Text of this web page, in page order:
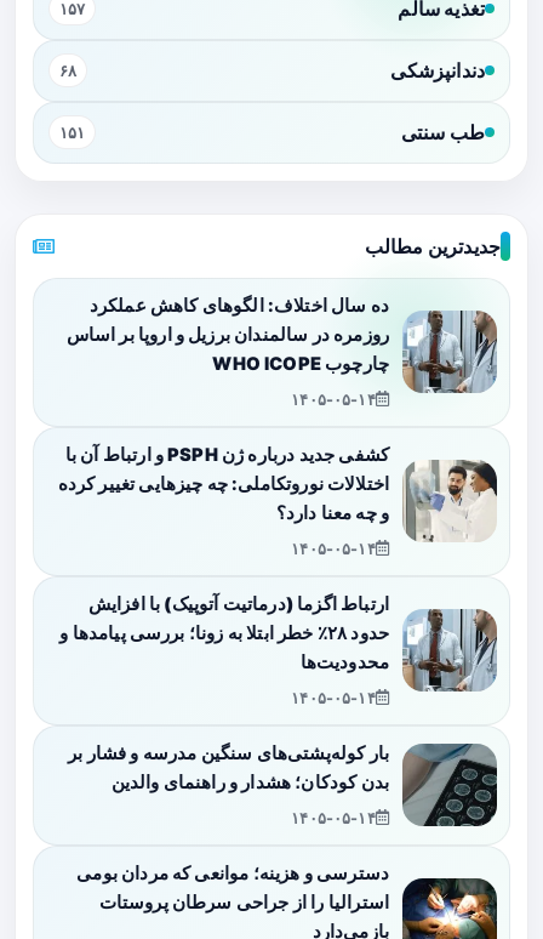
تغذیه سالم ۱۵۷
دندانپزشکی ۶۸
طب سنتی ۱۵۱
جدیدترین مطالب
ده سال اختلاف: الگوهای کاهش عملکرد
روزمره در سالمندان برزیل و اروپا بر اساس
چارچوب WHO ICOPE
۱۴۰۵-۰۵-۱۴
کشفی جدید درباره ژن PSPH و ارتباط آن با
اختلالات نوروتکاملی: چه چیزهایی تغییر کرده
و چه معنا دارد؟
۱۴۰۵-۰۵-۱۴
ارتباط اگزما (درماتیت آتوپیک) با افزایش
حدود ۲۸٪ خطر ابتلا به زونا؛ بررسی پیامدها و
محدودیت‌ها
۱۴۰۵-۰۵-۱۴
بار کوله‌پشتی‌های سنگین مدرسه و فشار بر
بدن کودکان؛ هشدار و راهنمای والدین
۱۴۰۵-۰۵-۱۴
دسترسی و هزینه؛ موانعی که مردان بومی
استرالیا را از جراحی سرطان پروستات
بازمی‌دارد